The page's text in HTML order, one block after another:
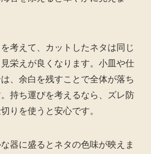
考えて、カットしたネタは同じ
栄えが良くなります。小皿や仕
、余白を残すことで全体が落ち
持ち運びを考えるなら、ズレ防
りを使うと安心です。
器に盛るとネタの色味が映えま